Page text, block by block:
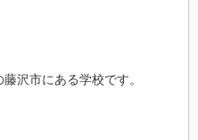
沢市にある学校です。